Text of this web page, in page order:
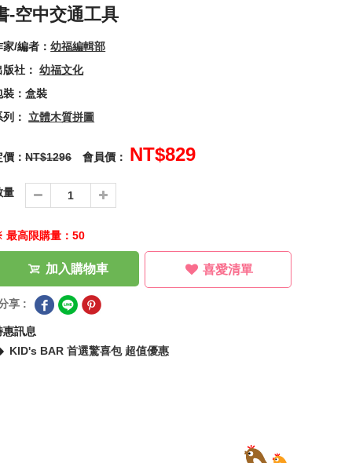
-空中交通工具
家/編者：幼福編輯部
版社：幼福文化
裝：盒裝
列：立體木質拼圖
價：NT$1296 會員價： NT$829
量
最高限購量：50
加入購物車 喜愛清單
享 :
惠訊息
KID's BAR 首選驚喜包 超值優惠